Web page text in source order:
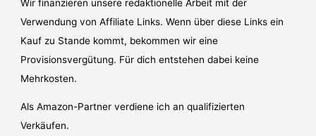
Wir finanzieren unsere redaktionelle Arbeit mit der
Verwendung von Affiliate Links. Wenn über diese Links ein
Kauf zu Stande kommt, bekommen wir eine
Provisionsvergütung. Für dich entstehen dabei keine
Mehrkosten.
Als Amazon-Partner verdiene ich an qualifizierten
Verkäufen.